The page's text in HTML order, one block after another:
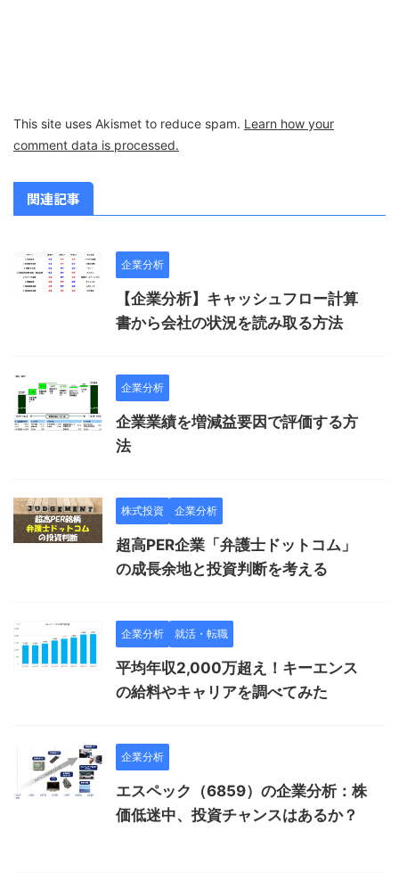
This site uses Akismet to reduce spam. Learn how your
comment data is processed.
関連記事
企業分析
【企業分析】キャッシュフロー計算
書から会社の状況を読み取る方法
企業分析
企業業績を増減益要因で評価する方
法
株式投資 企業分析
超高PER企業「弁護士ドットコム」
の成長余地と投資判断を考える
企業分析 就活・転職
平均年収2,000万超え！キーエンス
の給料やキャリアを調べてみた
企業分析
エスペック（6859）の企業分析：株
価低迷中、投資チャンスはあるか？